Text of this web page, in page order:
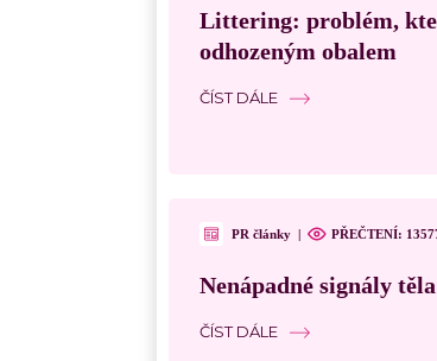
Littering: problém,
odhozeným obalem
ČÍST DÁLE
PR články | PŘEČTENÍ:
Nenápadné signály
ČÍST DÁLE